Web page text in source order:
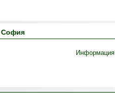
София
Информация